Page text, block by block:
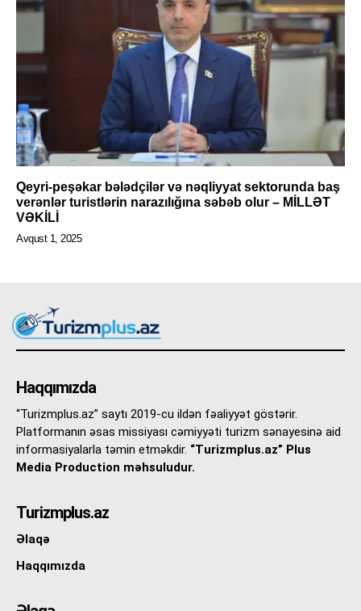
Qeyri-peşəkar bələdçilər və nəqliyyat sektorunda baş
verənlər turistlərin narazılığına səbəb olur – MİLLƏT
VƏKİLİ
Avqust 1, 2025
Haqqımızda
“Turizmplus.az” saytı 2019-cu ildən fəaliyyət göstərir.
Platformanın əsas missiyası cəmiyyəti turizm sənayesinə aid
informasiyalarla təmin etməkdir. “Turizmplus.az” Plus
Media Production məhsuludur.
Turizmplus.az
Əlaqə
Haqqımızda